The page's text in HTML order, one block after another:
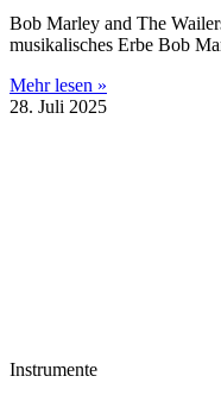
Bob Marley and The
musikalisches Erbe Bob
Mehr lesen »
28. Juli 2025
Instrumente